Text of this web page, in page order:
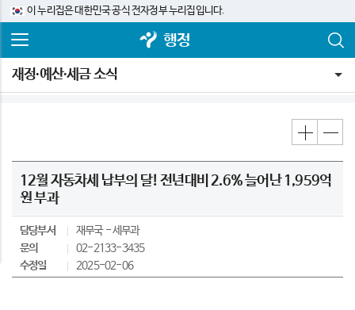
이 누리집은 대한민국 공식 전자정부 누리집입니다.
행정
재정∙예산∙세금 소식
12월 자동차세 납부의 달! 전년대비 2.6% 늘어난 1,959억
원 부과
담당부서 재무국
세무과
문의
02-2133-3435
수정일
2025-02-06